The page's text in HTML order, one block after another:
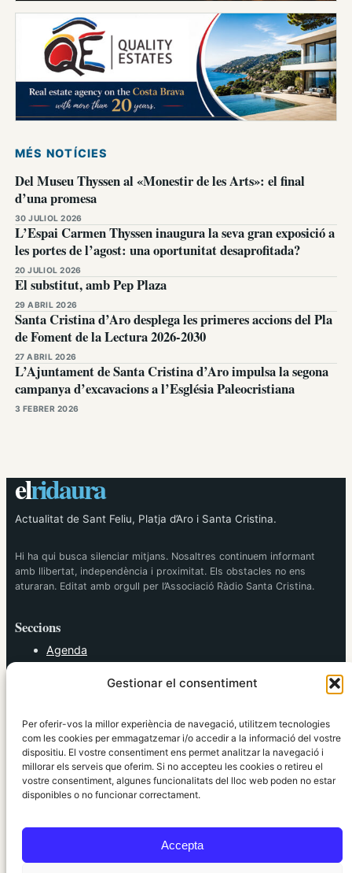
Gestionar el consentiment
Per oferir-vos la millor experiència de navegació, utilitzem tecnologies
com les cookies per emmagatzemar i/o accedir a la informació del vostre
dispositiu. El vostre consentiment ens permet analitzar la navegació i
millorar els serveis que oferim. Si no accepteu les cookies o retireu el
vostre consentiment, algunes funcionalitats del lloc web poden no estar
disponibles o no funcionar correctament.
Accepta
MÉS NOTÍCIES
Del Museu Thyssen al «Monestir de les Arts»: el final
d’una promesa
30 JULIOL 2026
L’Espai Carmen Thyssen inaugura la seva gran exposició a
les portes de l’agost: una oportunitat desaprofitada?
20 JULIOL 2026
El substitut, amb Pep Plaza
29 ABRIL 2026
Santa Cristina d’Aro desplega les primeres accions del Pla
de Foment de la Lectura 2026-2030
27 ABRIL 2026
L’Ajuntament de Santa Cristina d’Aro impulsa la segona
campanya d’excavacions a l’Església Paleocristiana
3 FEBRER 2026
elridaura
Actualitat de Sant Feliu, Platja d’Aro i Santa Cristina.
Hi ha qui busca silenciar mitjans. Nosaltres continuem informant
amb llibertat, independència i proximitat. Els obstacles no ens
aturaran. Editat amb orgull per l’Associació Ràdio Santa Cristina.
Seccions
Agenda
Política
Societat
Tendències
elRidaura.com